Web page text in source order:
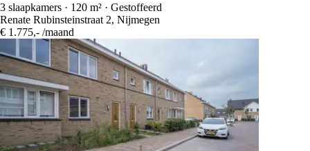
3 slaapkamers · 120 m² · Gestoffeerd
Renate Rubinsteinstraat 2, Nijmegen
€ 1.775,- /maand